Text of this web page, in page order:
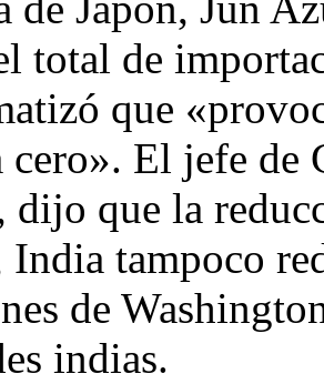
total de
que
cero». El jefe de
que la
India tampoco
de
indias.